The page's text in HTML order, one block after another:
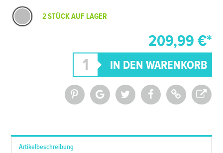
2 STÜCK AUF LAGER
209,99 €*
Artikelbeschreibung